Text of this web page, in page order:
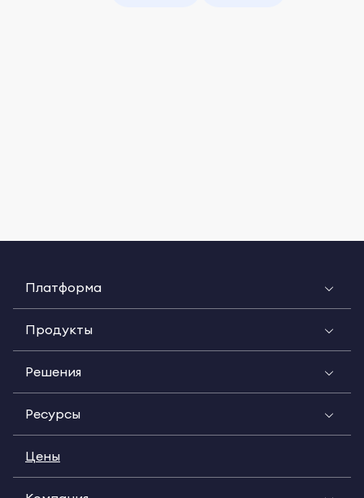
Платформа
Продукты
Решения
Ресурсы
Цены